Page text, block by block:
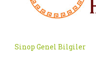
Sinop Genel Bilgiler